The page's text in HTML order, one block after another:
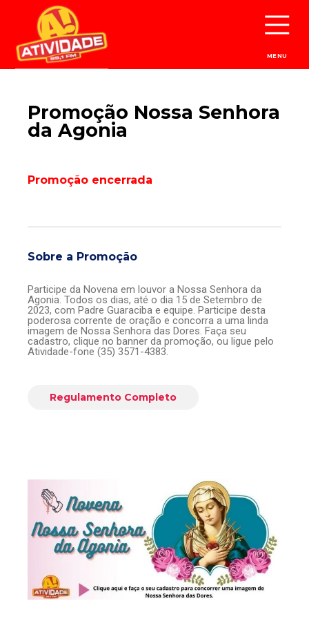
MENU
Promoção Nossa Senhora
da Agonia
Promoção encerrada
Sobre a Promoção
Participe da Novena em louvor a Nossa Senhora da
Agonia. Todos os dias, até o dia 15 de Setembro de
2023, com Padre Guaraciba e equipe. Participe desta
poderosa corrente de oração e concorra a uma linda
imagem de Nossa Senhora das Dores. Faça seu
cadastro, clique no banner da promoção, ou ligue pelo
Atividade-fone (35) 3571-4383.
Regulamento Completo